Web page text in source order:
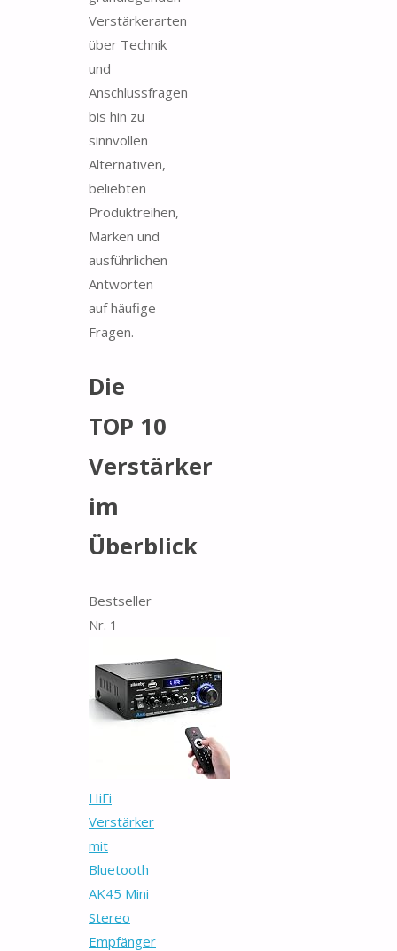
Verstärkerarten
über Technik
und
Anschlussfragen
bis hin zu
sinnvollen
Alternativen,
beliebten
Produktreihen,
Marken und
ausführlichen
Antworten
auf häufige
Fragen.
Die
TOP 10
Verstärker
im
Überblick
Bestseller
Nr. 1
HiFi
Verstärker
mit
Bluetooth
AK45 Mini
Stereo
Empfänger